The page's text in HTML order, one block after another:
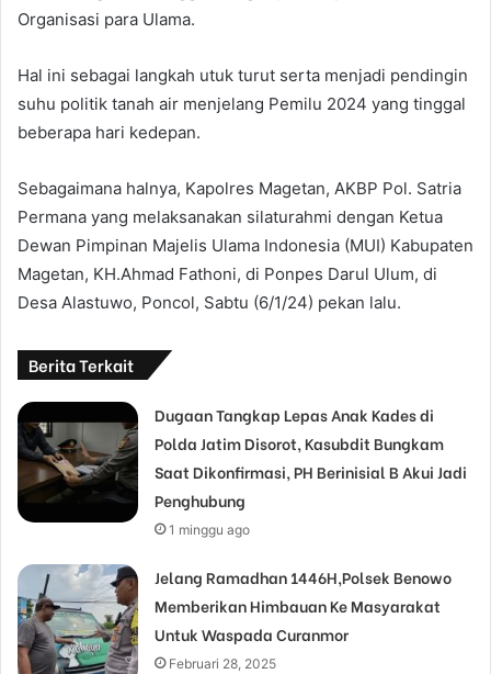
Organisasi para Ulama.
Hal ini sebagai langkah utuk turut serta menjadi pendingin
suhu politik tanah air menjelang Pemilu 2024 yang tinggal
beberapa hari kedepan.
Sebagaimana halnya, Kapolres Magetan, AKBP Pol. Satria
Permana yang melaksanakan silaturahmi dengan Ketua
Dewan Pimpinan Majelis Ulama Indonesia (MUI) Kabupaten
Magetan, KH.Ahmad Fathoni, di Ponpes Darul Ulum, di
Desa Alastuwo, Poncol, Sabtu (6/1/24) pekan lalu.
Berita Terkait
Dugaan Tangkap Lepas Anak Kades di
Polda Jatim Disorot, Kasubdit Bungkam
Saat Dikonfirmasi, PH Berinisial B Akui Jadi
Penghubung
1 minggu ago
Jelang Ramadhan 1446H,Polsek Benowo
Memberikan Himbauan Ke Masyarakat
Untuk Waspada Curanmor
Februari 28, 2025